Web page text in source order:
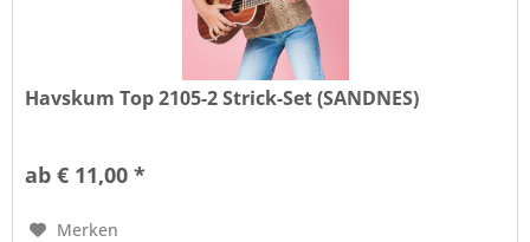
Havskum Top 2105-2 Strick-Set (SANDNES)
ab € 11,00 *
Merken